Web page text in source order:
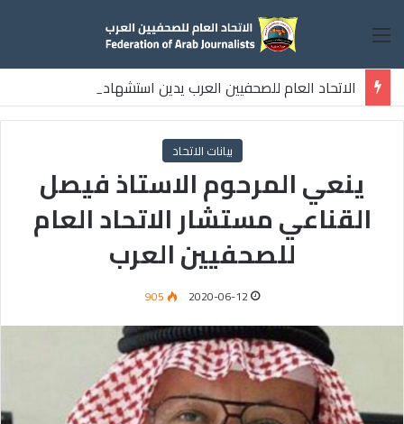
القائمة
الاتحاد العام للصحفيين العرب يدين استشهاد
ثلاثة صحفيين فلسطينيين باستهداف إسرائيلي وسط قطاع غزة
بيانات الاتحاد
ينعي المرحوم الاستاذ فيصل
القناعي مستشار الاتحاد العام
للصحفيين العرب
2020-06-12
905